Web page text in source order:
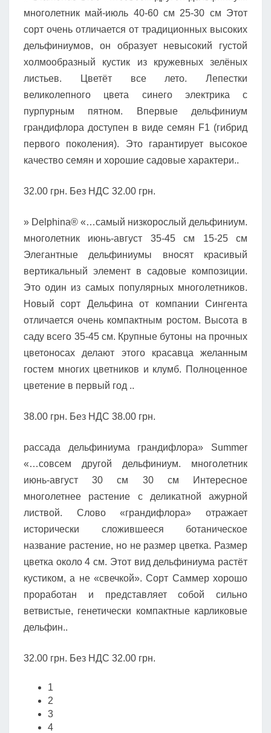
многолетник май-июль 40-60 см 25-30 см Этот
сорт очень отличается от традиционных высоких
дельфиниумов, он образует невысокий густой
холмообразный кустик из кружевных зелёных
листьев. Цветёт все лето. Лепестки
великолепного цвета синего электрика с
пурпурным пятном. Впервые дельфиниум
грандифлора доступен в виде семян F1 (гибрид
первого поколения). Это гарантирует высокое
качество семян и хорошие садовые характери..
32.00 грн. Без НДС 32.00 грн.
» Delphina® «…самый низкорослый дельфиниум.
многолетник июнь-август 35-45 см 15-25 см
Элегантные дельфиниумы вносят красивый
вертикальный элемент в садовые композиции.
Это один из самых популярных многолетников.
Новый сорт Дельфина от компании Сингента
отличается очень компактным ростом. Высота в
саду всего 35-45 см. Крупные бутоны на прочных
цветоносах делают этого красавца желанным
гостем многих цветников и клумб. Полноценное
цветение в первый год ..
38.00 грн. Без НДС 38.00 грн.
рассада дельфиниума грандифлора» Summer
«…совсем другой дельфиниум. многолетник
июнь-август 30 см 30 см Интересное
многолетнее растение с деликатной ажурной
листвой. Слово «грандифлора» отражает
исторически сложившееся ботаническое
название растение, но не размер цветка. Размер
цветка около 4 см. Этот вид дельфиниума растёт
кустиком, а не «свечкой». Сорт Саммер хорошо
проработан и представляет собой сильно
ветвистые, генетически компактные карликовые
дельфин..
32.00 грн. Без НДС 32.00 грн.
1
2
3
4